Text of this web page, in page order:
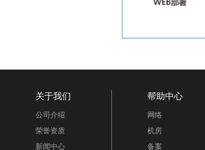
关于我们
公司介绍
荣誉资质
新闻中心
帮助中心
网络
机房
备案